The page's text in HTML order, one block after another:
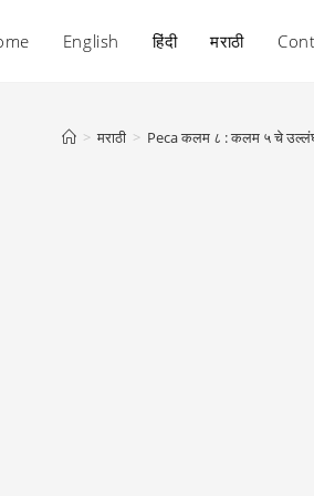
English हिंदी मराठी
> मराठी > Peca कलम ८ : कलम ५ चे उल्लंघन